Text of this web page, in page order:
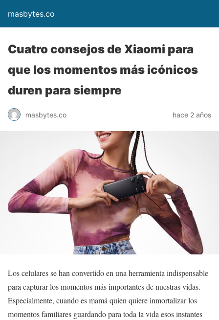
masbytes.co
Cuatro consejos de Xiaomi para
que los momentos más icónicos
duren para siempre
masbytes.co hace 2 años
Los celulares se han convertido en una herramienta indispensable
para capturar los momentos más importantes de nuestras vidas.
Especialmente, cuando es mamá quien quiere inmortalizar los
momentos familiares guardando para toda la vida esos instantes